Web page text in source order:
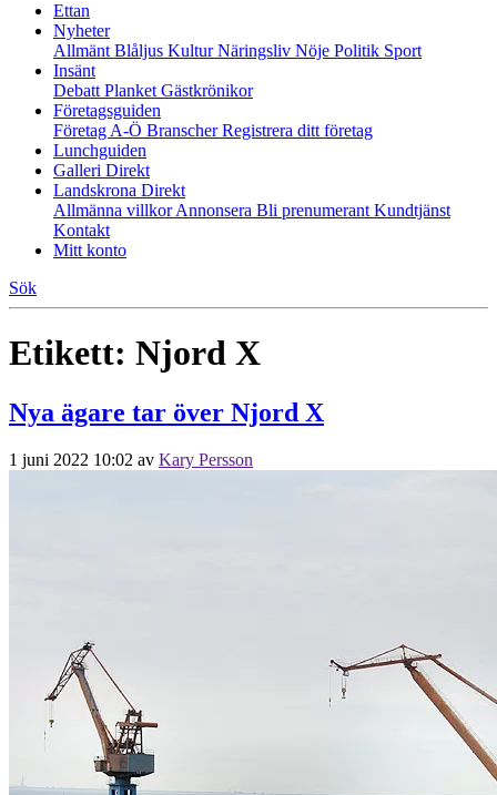
Ettan
Nyheter
Allmänt Blåljus KulturNäringsliv Nöje Politik Sport
Insänt
Debatt Planket Gästkrönikor
Företagsguiden
Företag A-Ö BranscherRegistrera ditt företag
Lunchguiden
Galleri Direkt
Landskrona Direkt
Allmänna villkorAnnonsera Bli prenumerant Kundtjänst
Kontakt
Mitt konto
Sök
Etikett: Njord X
Nya ägare tar över Njord X
1 juni 2022 10:02 av Kary Persson